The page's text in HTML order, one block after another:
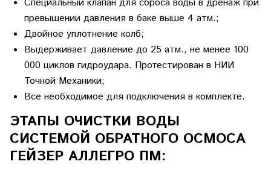
превышении давления в баке выше 4 атм.;
Двойное уплотнение колб;
Выдерживает давление до 25 атм., не менее 100
000 циклов гидроудара. Протестирован в НИИ
Точной Механики;
Все необходимое для подключения в комплекте.
ЭТАПЫ ОЧИСТКИ ВОДЫ
СИСТЕМОЙ ОБРАТНОГО ОСМОСА
ГЕЙЗЕР АЛЛЕГРО ПМ: